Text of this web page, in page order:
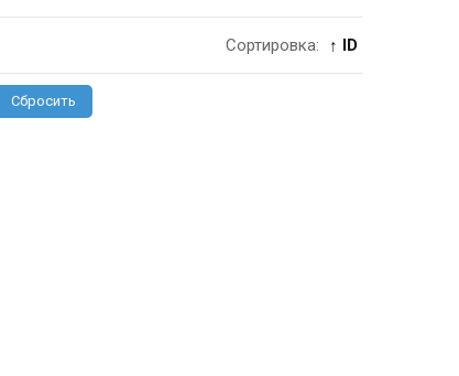
Сортировка: ↑ ID
Сбросить